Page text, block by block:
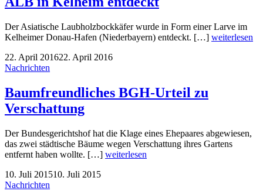
Der Asiatische Laubholzbockkäfer wurde in Form einer Larve im
Kelheimer Donau-Hafen (Niederbayern) entdeckt. […] weiterlesen
22. April 201622. April 2016
Nachrichten
Baumfreundliches BGH-Urteil zu
Verschattung
Der Bundesgerichtshof hat die Klage eines Ehepaares abgewiesen,
das zwei städtische Bäume wegen Verschattung ihres Gartens
entfernt haben wollte. […] weiterlesen
10. Juli 201510. Juli 2015
Nachrichten